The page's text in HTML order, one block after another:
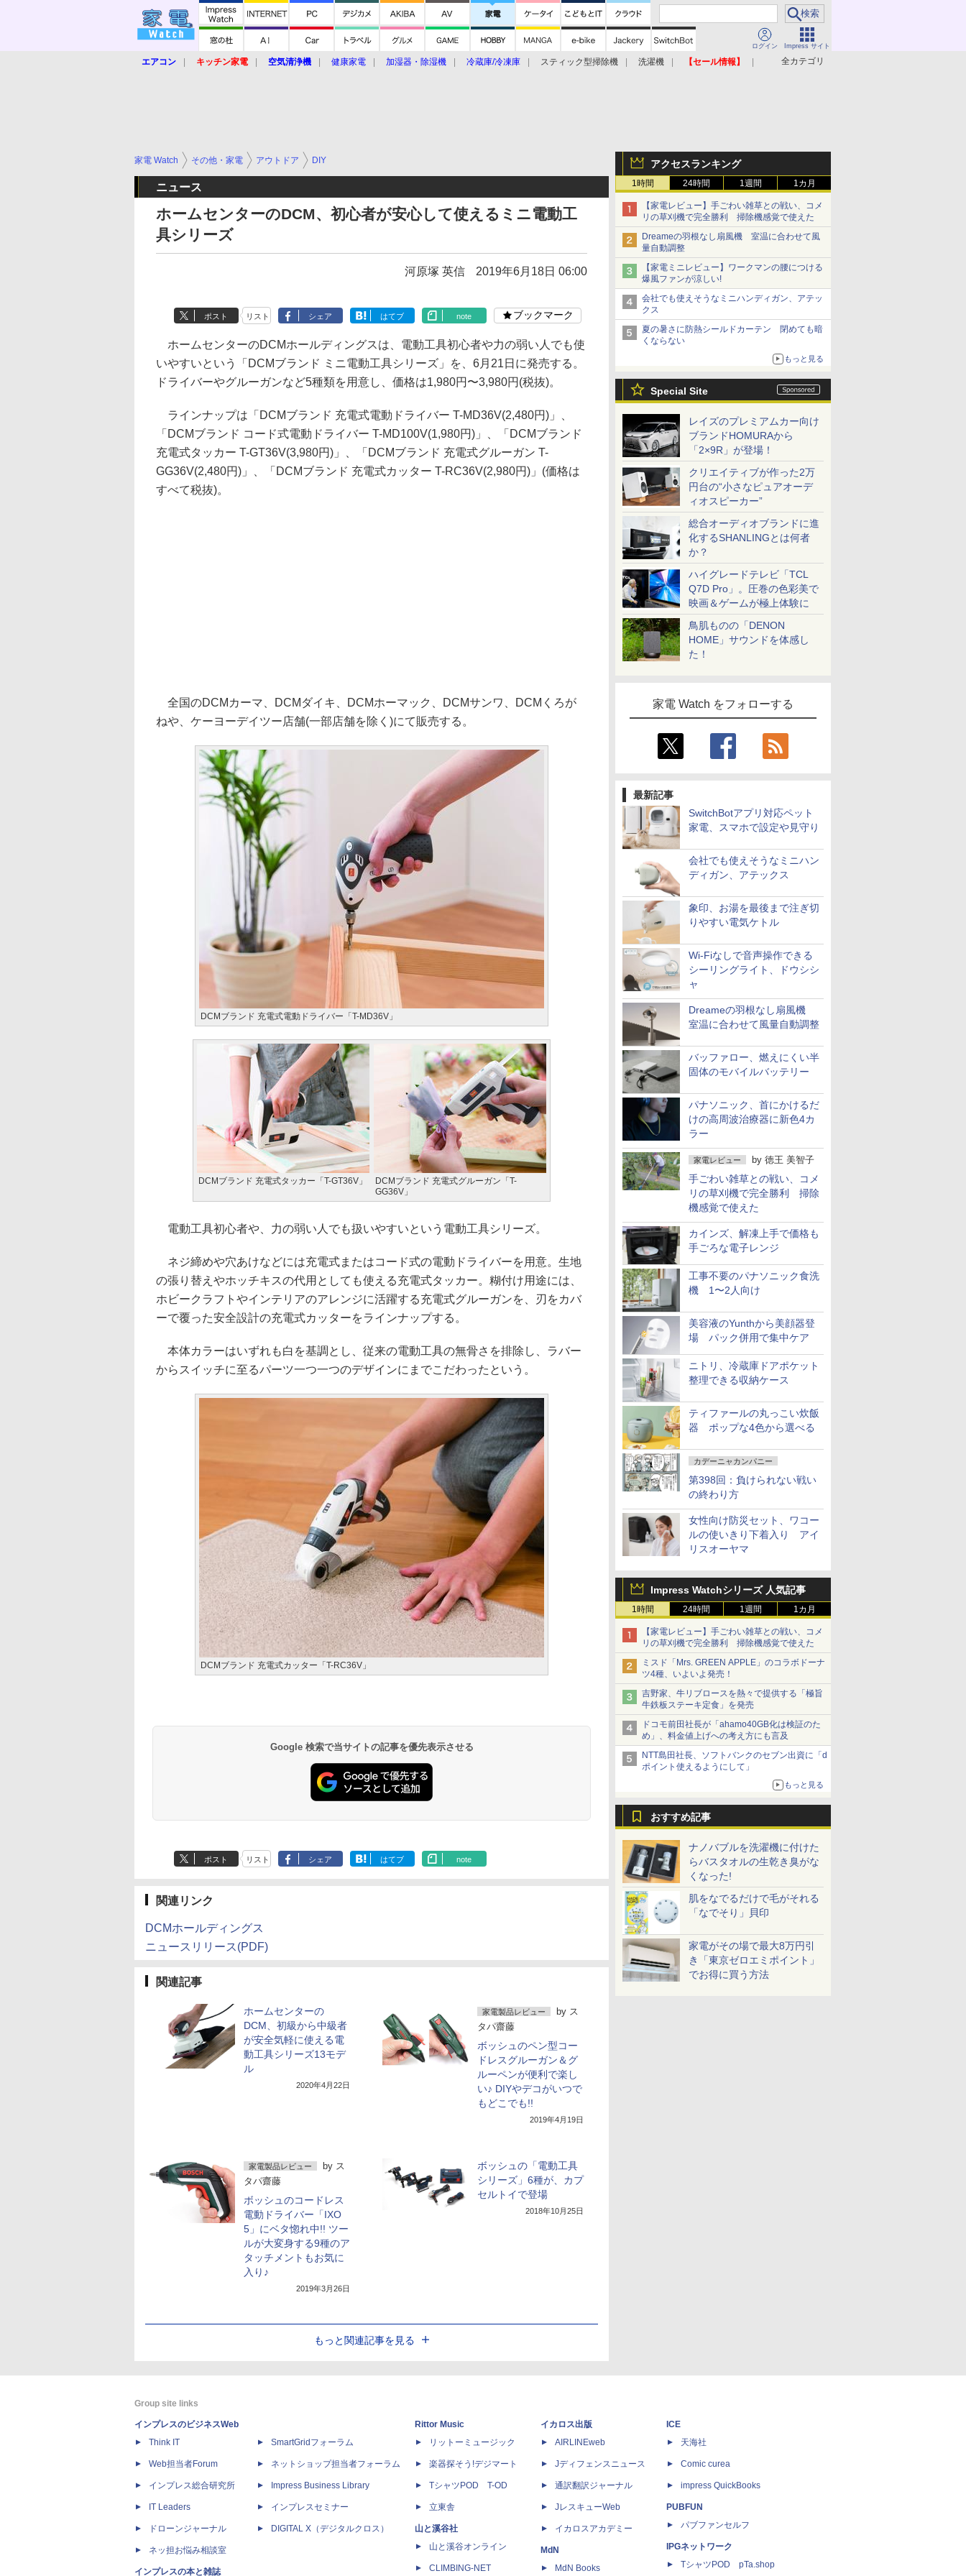
ログイン Impress サイト
全カテゴリ
エアコン キッチン家電 空気清浄機 健康家電 加湿器・除湿機 冷蔵庫/冷凍庫 スティック型掃除機 洗濯機
【セール情報】
アクセスランキング
1時間 24時間 1週間 1カ月
【家電レビュー】手ごわい雑草との戦い、コメ
リの草刈機で完全勝利 掃除機感覚で使えた
Dreameの羽根なし扇風機 室温に合わせて風
量自動調整
【家電ミニレビュー】ワークマンの腰につける
爆風ファンが涼しい!
会社でも使えそうなミニハンディガン、アテッ
クス
夏の暑さに防熱シールドカーテン 閉めても暗
くならない
もっと見る
Special Site
レイズのプレミアムカー向け
ブランドHOMURAから
「2×9R」が登場！
クリエイティブが作った2万
円台の“小さなピュアオーデ
ィオスピーカー”
総合オーディオブランドに進
化するSHANLINGとは何者
か？
ハイグレードテレビ「TCL
Q7D Pro」。圧巻の色彩美で
映画＆ゲームが極上体験に
鳥肌ものの「DENON
HOME」サウンドを体感し
た！
家電 Watch をフォローする
最新記事
SwitchBotアプリ対応ペット
家電、スマホで設定や見守り
会社でも使えそうなミニハン
ディガン、アテックス
象印、お湯を最後まで注ぎ切
りやすい電気ケトル
Wi-Fiなしで音声操作できる
シーリングライト、ドウシシ
ャ
Dreameの羽根なし扇風機
室温に合わせて風量自動調整
バッファロー、燃えにくい半
固体のモバイルバッテリー
パナソニック、首にかけるだ
けの高周波治療器に新色4カ
ラー
家電レビュー by 徳王 美智子
手ごわい雑草との戦い、コメ
リの草刈機で完全勝利 掃除
機感覚で使えた
カインズ、解凍上手で価格も
手ごろな電子レンジ
工事不要のパナソニック食洗
機 1〜2人向け
美容液のYunthから美顔器登
場 パック併用で集中ケア
ニトリ、冷蔵庫ドアポケット
整理できる収納ケース
ティファールの丸っこい炊飯
器 ポップな4色から選べる
カデーニャカンパニー
第398回：負けられない戦い
の終わり方
女性向け防災セット、ワコー
ルの使いきり下着入り アイ
リスオーヤマ
Impress Watchシリーズ 人気記事
1時間 24時間 1週間 1カ月
【家電レビュー】手ごわい雑草との戦い、コメ
リの草刈機で完全勝利 掃除機感覚で使えた
ミスド「Mrs. GREEN APPLE」のコラボドーナ
ツ4種、いよいよ発売！
吉野家、牛リブロースを熱々で提供する「極旨
牛鉄板ステーキ定食」を発売
ドコモ前田社長が「ahamo40GB化は検証のた
め」、料金値上げへの考え方にも言及
NTT島田社長、ソフトバンクのセブン出資に「d
ポイント使えるようにして」
もっと見る
おすすめ記事
ナノバブルを洗濯機に付けた
らバスタオルの生乾き臭がな
くなった!
肌をなでるだけで毛がそれる
「なでそり」貝印
家電がその場で最大8万円引
き「東京ゼロエミポイント」
でお得に買う方法
家電 Watch その他・家電 アウトドア DIY
ニュース
ホームセンターのDCM、初心者が安心して使えるミニ電動工
具シリーズ
河原塚 英信 2019年6月18日 06:00
ポスト リスト シェア はてブ note ブックマーク
ホームセンターのDCMホールディングスは、電動工具初心者や力の弱い人でも使
いやすいという「DCMブランド ミニ電動工具シリーズ」を、6月21日に発売する。
ドライバーやグルーガンなど5種類を用意し、価格は1,980円〜3,980円(税抜)。
ラインナップは「DCMブランド 充電式電動ドライバー T-MD36V(2,480円)」、
「DCMブランド コード式電動ドライバー T-MD100V(1,980円)」、「DCMブランド
充電式タッカー T-GT36V(3,980円)」、「DCMブランド 充電式グルーガン T-
GG36V(2,480円)」、「DCMブランド 充電式カッター T-RC36V(2,980円)」(価格は
すべて税抜)。
全国のDCMカーマ、DCMダイキ、DCMホーマック、DCMサンワ、DCMくろが
ねや、ケーヨーデイツー店舗(一部店舗を除く)にて販売する。
DCMブランド 充電式電動ドライバー「T-MD36V」
DCMブランド 充電式タッカー「T-GT36V」
DCMブランド 充電式グルーガン「T-
GG36V」
電動工具初心者や、力の弱い人でも扱いやすいという電動工具シリーズ。
ネジ締めや穴あけなどには充電式またはコード式の電動ドライバーを用意。生地
の張り替えやホッチキスの代用としても使える充電式タッカー。糊付け用途には、
ホビークラフトやインテリアのアレンジに活躍する充電式グルーガンを、刃をカバ
ーで覆った安全設計の充電式カッターをラインナップする。
本体カラーはいずれも白を基調とし、従来の電動工具の無骨さを排除し、ラバー
からスイッチに至るパーツ一つ一つのデザインにまでこだわったという。
DCMブランド 充電式カッター「T-RC36V」
Google 検索で当サイトの記事を優先表示させる
ポスト リスト シェア はてブ note
関連リンク
DCMホールディングス
ニュースリリース(PDF)
関連記事
ホームセンターの
DCM、初級から中級者
が安全気軽に使える電
動工具シリーズ13モデ
ル
2020年4月22日
家電製品レビュー by ス
タパ齋藤
ボッシュのペン型コー
ドレスグルーガン＆グ
ルーペンが便利で楽し
い♪ DIYやデコがいつで
もどこでも!!
2019年4月19日
家電製品レビュー by ス
タパ齋藤
ボッシュのコードレス
電動ドライバー「IXO
5」にベタ惚れ中!! ツー
ルが大変身する9種のア
タッチメントもお気に
入り♪
2019年3月26日
ボッシュの「電動工具
シリーズ」6種が、カプ
セルトイで登場
2018年10月25日
もっと関連記事を見る
Group site links
インプレスのビジネスWeb
Think IT
Web担当者Forum
インプレス総合研究所
IT Leaders
ドローンジャーナル
ネッ担お悩み相談室
インプレスの本と雑誌
SmartGridフォーラム
ネットショップ担当者フォーラム
Impress Business Library
インプレスセミナー
DIGITAL X（デジタルクロス）
Rittor Music
リットーミュージック
楽器探そう!デジマート
TシャツPOD T-OD
立東舎
山と溪谷社
山と溪谷オンライン
CLIMBING-NET
イカロス出版
AIRLINEweb
Jディフェンスニュース
通訳翻訳ジャーナル
JレスキューWeb
イカロスアカデミー
MdN
MdN Books
ICE
天海社
Comic curea
impress QuickBooks
PUBFUN
パブファンセルフ
IPGネットワーク
TシャツPOD pTa.shop